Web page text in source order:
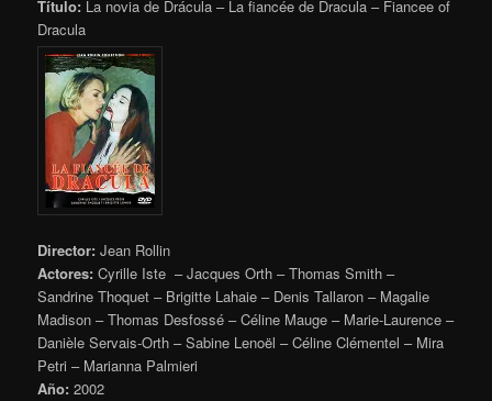
Título: La novia de Drácula – La fiancée de Dracula – Fiancee of
Dracula
Director: Jean Rollin
Actores: Cyrille Iste – Jacques Orth – Thomas Smith –
Sandrine Thoquet – Brigitte Lahaie – Denis Tallaron – Magalie
Madison – Thomas Desfossé – Céline Mauge – Marie-Laurence –
Danièle Servais-Orth – Sabine Lenoël – Céline Clémentel – Mira
Petri – Marianna Palmieri
Año: 2002